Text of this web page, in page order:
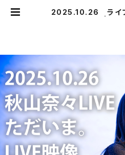
2025.10.26 ライブ